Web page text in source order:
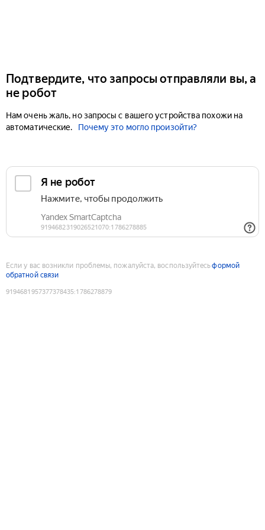
Подтвердите, что запросы отправляли вы, а
не робот
Нам очень жаль, но запросы с вашего устройства похожи на
автоматические.
Почему это могло произойти?
Если у вас возникли проблемы, пожалуйста, воспользуйтесьформой
обратной связи
9194681957377378435:1786278879